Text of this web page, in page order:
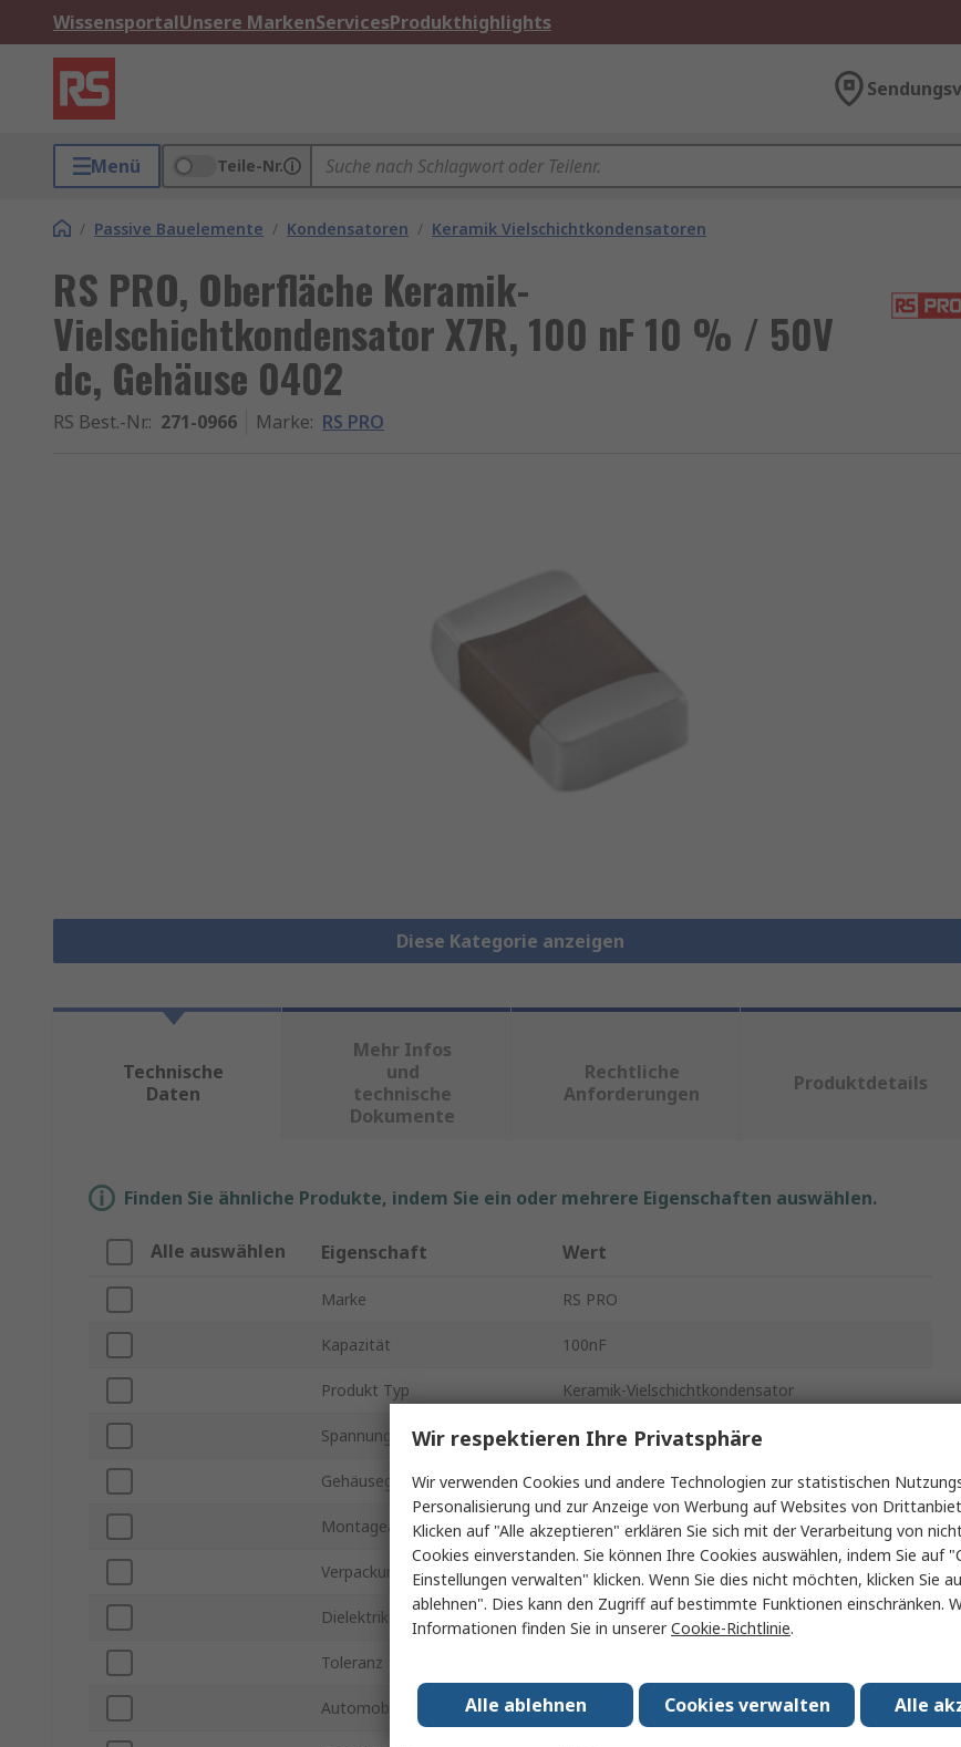
WissensportalUnsere MarkenServicesProdukthighlights
Menü Teile-Nr.
/ Passive Bauelemente / Kondensatoren / Keramik Vielschichtkondensatoren
RS PRO, Oberfläche Keramik-
Vielschichtkondensator X7R, 100 nF 10 % / 50V
dc, Gehäuse 0402
RS Best.-Nr.: 271-0966 Marke: RS PRO
Diese Kategorie anzeigen
Technische
Daten
Mehr Infos
und
technische
Dokumente
Rechtliche
Anforderungen
Produktdetails
Finden Sie ähnliche Produkte, indem Sie ein oder mehrere Eigenschaften auswählen.
Alle auswählen Eigenschaft Wert
Marke RS PRO
Kapazität 100nF
Produkt Typ Keramik-Vielschichtkondensator
Spannung 50V dc
Gehäusegröße 0402
Montageart Oberfläche
Verpackungsart Klebeband
Dielektrikum X7R
Toleranz
Automobilstandard Nein
Wir respektieren Ihre Privatsphäre
Wir verwenden Cookies und andere Technologien zur statistischen
Personalisierung und zur Anzeige von Werbung auf Websites von
Klicken auf "Alle akzeptieren" erklären Sie sich mit der Verarbeitung von
Cookies einverstanden. Sie können Ihre Cookies auswählen, indem Sie auf
Einstellungen verwalten" klicken. Wenn Sie dies nicht möchten, klicken Sie
ablehnen". Dies kann den Zugriff auf bestimmte Funktionen einschränken.
Informationen finden Sie in unsererCookie-Richtlinie.
Alle
Cookies verwalten
Alle ablehnen